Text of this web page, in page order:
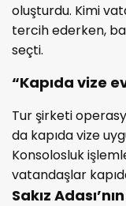
oluşturdu. Kimi
tercih ederken,
seçti.
“Kapıda vize
Tur şirketi
da kapıda vize
Konsolosluk
vatandaşlar
Sakız